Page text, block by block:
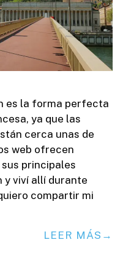
es la forma perfecta
ya que las
cerca unas de
web ofrecen
principales
y viví allí durante
compartir mi
LEER MÁS